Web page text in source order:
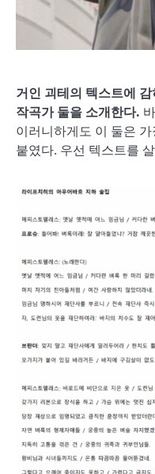
거인 괴테의 텍스트에
작곡가 둘을 소개한다.
이러니하게도 이 둘은
붙였다. 우선 텍스트를